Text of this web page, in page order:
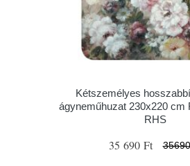
Kétszemélyes
ágyneműhuzat 230x220 cm
RHS
35 690 Ft